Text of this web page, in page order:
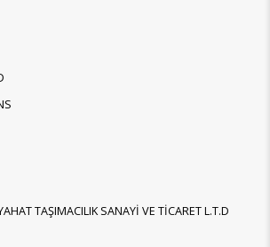
TAŞIMACILIK SANAYİ VE TİCARET L.T.D